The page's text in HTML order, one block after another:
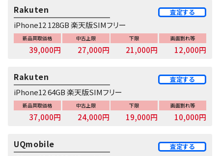
iPhone12 128GB 楽天版SIMフリー
Rakuten 査定する
新品買取価格
39,000円
中古上限
27,000円
下限
21,000円
画面割れ等
12,000円
iPhone12 64GB 楽天版SIMフリー
Rakuten 査定する
新品買取価格
37,000円
中古上限
24,000円
下限
19,000円
画面割れ等
10,000円
UQmobile 査定する